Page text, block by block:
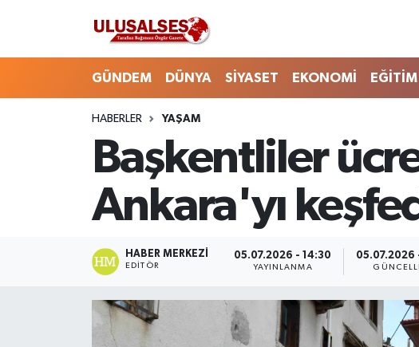
GÜNDEM DÜNYA SİYASET EKONOMİ EĞİTİM
HABERLER YAŞAM
Başkentliler
Ankara'yı
HABER MERKEZI
EDITÖR
05.07.2026 - 14:30
YAYINLANMA
05.07.2026
GÜNDEM
DÜNYA
SİYASET
EĞİTİM
SAĞLIK
MAGAZİN
Hava Durumu
Trafik Durumu
Süper Lig Puan Durumu ve Fikstür
Son Dakika Haberleri
Haber Arşivi